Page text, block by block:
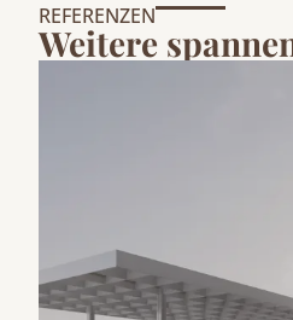
REFERENZEN
Weitere